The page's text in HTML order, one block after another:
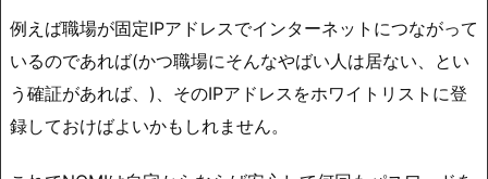
例えば職場が固定IPアドレスでインターネットにつながって
いるのであれば(かつ職場にそんなやばい人は居ない、とい
う確証があれば、)、そのIPアドレスをホワイトリストに登
録しておけばよいかもしれません。